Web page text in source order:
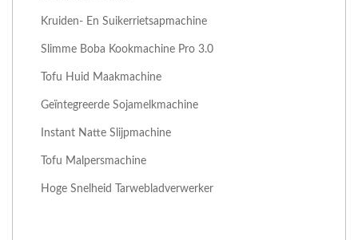
Kruiden- En Suikerrietsapmachine
Slimme Boba Kookmachine Pro 3.0
Tofu Huid Maakmachine
Geïntegreerde Sojamelkmachine
Instant Natte Slijpmachine
Tofu Malpersmachine
Hoge Snelheid Tarwebladverwerker